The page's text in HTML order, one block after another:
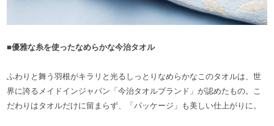
■優雅な糸を使ったなめらかな今治タオル
ふわりと舞う羽根がキラリと光るしっとりなめらかなこのタオルは、世
界に誇るメイドインジャパン「今治タオルブランド」が認めたもの。こ
だわりはタオルだけに留まらず、「パッケージ」も美しい仕上がりに。